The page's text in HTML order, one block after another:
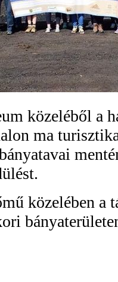
közeléből a
ma
közelében a